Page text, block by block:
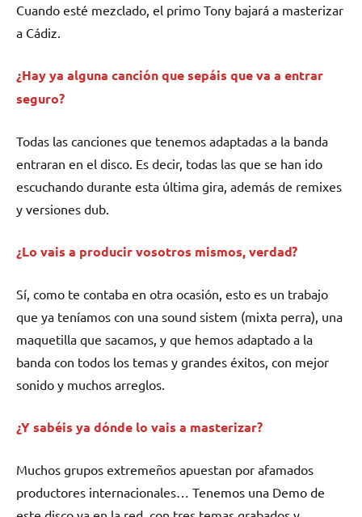
Cuando esté mezclado, el primo Tony bajará a masterizar
a Cádiz.
¿Hay ya alguna canción que sepáis que va a entrar
seguro?
Todas las canciones que tenemos adaptadas a la banda
entraran en el disco. Es decir, todas las que se han ido
escuchando durante esta última gira, además de remixes
y versiones dub.
¿Lo vais a producir vosotros mismos, verdad?
Sí, como te contaba en otra ocasión, esto es un trabajo
que ya teníamos con una sound sistem (mixta perra), una
maquetilla que sacamos, y que hemos adaptado a la
banda con todos los temas y grandes éxitos, con mejor
sonido y muchos arreglos.
¿Y sabéis ya dónde lo vais a masterizar?
Muchos grupos extremeños apuestan por afamados
productores internacionales… Tenemos una Demo de